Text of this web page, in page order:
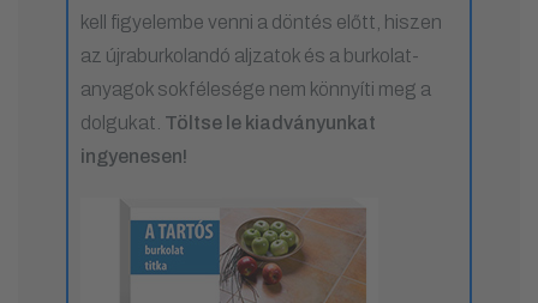
kell figyelembe venni a döntés előtt, hiszen
az újraburkolandó aljzatok és a burkolat-
anyagok sokfélesége nem könnyíti meg a
dolgukat. Töltse le kiadványunkat
ingyenesen!